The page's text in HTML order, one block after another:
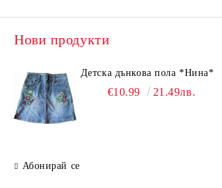
Нови продукти
Детска дънкова пола *Нина*
€10.99 21.49лв.
Абонирай се